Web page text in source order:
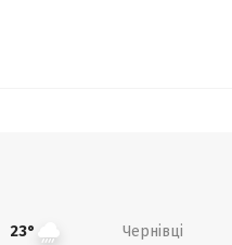
23° Чернівці